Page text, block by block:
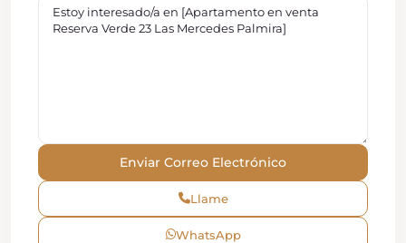
Llame
WhatsApp